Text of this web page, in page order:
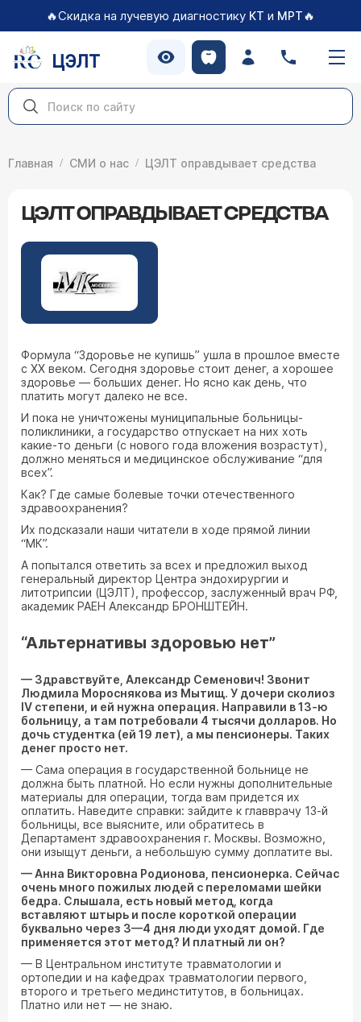
🔥Скидка на лучевую диагностику КТ и МРТ🔥
ЦЭЛТ
Главная СМИ о нас ЦЭЛТ оправдывает средства
ЦЭЛТ ОПРАВДЫВАЕТ СРЕДСТВА
Формула “Здоровье не купишь” ушла в прошлое вместе
с ХХ веком. Сегодня здоровье стоит денег, а хорошее
здоровье — больших денег. Но ясно как день, что
платить могут далеко не все.
И пока не уничтожены муниципальные больницы-
поликлиники, а государство отпускает на них хоть
какие-то деньги (с нового года вложения возрастут),
должно меняться и медицинское обслуживание “для
всех”.
Как? Где самые болевые точки отечественного
здравоохранения?
Их подсказали наши читатели в ходе прямой линии
“МК”.
А попытался ответить за всех и предложил выход
генеральный директор Центра эндохирургии и
литотрипсии (ЦЭЛТ), профессор, заслуженный врач РФ,
академик РАЕН Александр БРОНШТЕЙН.
“Альтернативы здоровью нет”
— Здравствуйте, Александр Семенович! Звонит
Людмила Мороснякова из Мытищ. У дочери сколиоз
IV степени, и ей нужна операция. Направили в 13-ю
больницу, а там потребовали 4 тысячи долларов. Но
дочь студентка (ей 19 лет), а мы пенсионеры. Таких
денег просто нет.
— Сама операция в государственной больнице не
должна быть платной. Но если нужны дополнительные
материалы для операции, тогда вам придется их
оплатить. Наведите справки: зайдите к главврачу 13-й
больницы, все выясните, или обратитесь в
Департамент здравоохранения г. Москвы. Возможно,
они изыщут деньги, а небольшую сумму доплатите вы.
— Анна Викторовна Родионова, пенсионерка. Сейчас
очень много пожилых людей с переломами шейки
бедра. Слышала, есть новый метод, когда
вставляют штырь и после короткой операции
буквально через 3—4 дня люди уходят домой. Где
применяется этот метод? И платный ли он?
— В Центральном институте травматологии и
ортопедии и на кафедрах травматологии первого,
второго и третьего мединститутов, в больницах.
Платно или нет — не знаю.